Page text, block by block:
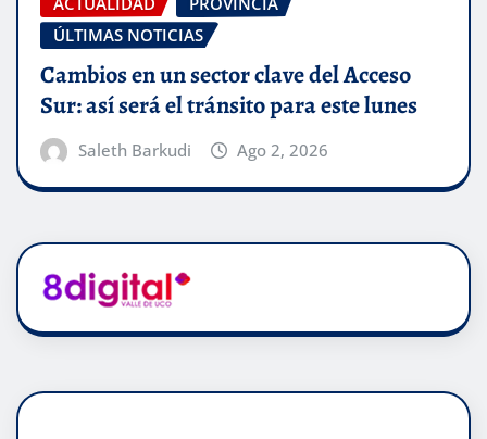
ÚLTIMAS NOTICIAS
Cambios en un sector clave del Acceso
Sur: así será el tránsito para este lunes
Saleth Barkudi Ago 2, 2026